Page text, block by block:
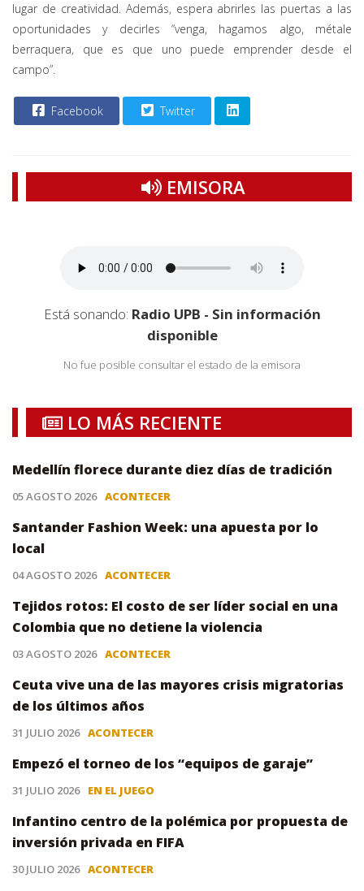
lugar de creatividad. Además, espera abrirles las puertas a las
oportunidades y decirles “venga, hagamos algo, métale
berraquera, que es que uno puede emprender desde el
campo”.
Facebook Twitter
EMISORA
Está sonando: Radio UPB - Sin información
disponible
No fue posible consultar el estado de la emisora
LO MÁS RECIENTE
Medellín florece durante diez días de tradición
05 AGOSTO 2026 ACONTECER
Santander Fashion Week: una apuesta por lo
local
04 AGOSTO 2026 ACONTECER
Tejidos rotos: El costo de ser líder social en una
Colombia que no detiene la violencia
03 AGOSTO 2026 ACONTECER
Ceuta vive una de las mayores crisis migratorias
de los últimos años
31 JULIO 2026 ACONTECER
Empezó el torneo de los “equipos de garaje”
31 JULIO 2026 EN EL JUEGO
Infantino centro de la polémica por propuesta de
inversión privada en FIFA
30 JULIO 2026 ACONTECER